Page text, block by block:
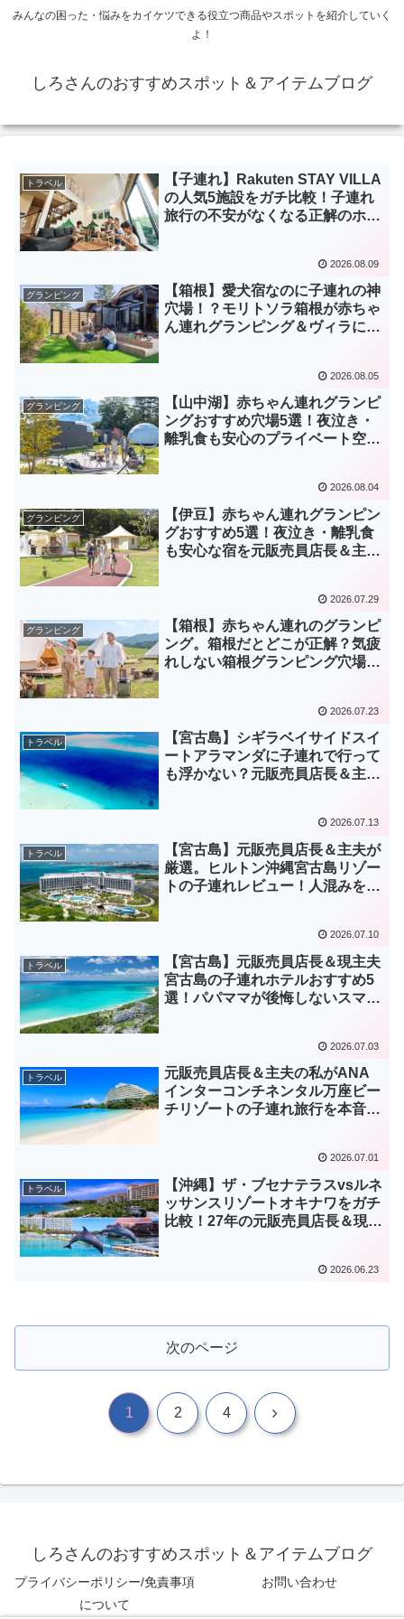
みんなの困った・悩みをカイケツできる役立つ商品やスポットを紹介していく
よ！
しろさんのおすすめスポット＆アイテムブログ
トラベル
【子連れ】Rakuten STAY VILLA
の人気5施設をガチ比較！子連れ
旅行の不安がなくなる正解のホテ
2026.08.09
グランピング
【箱根】愛犬宿なのに子連れの神
穴場！？モリトソラ箱根が赤ちゃ
ん連れグランピング＆ヴィラに最
2026.08.05
グランピング
【山中湖】赤ちゃん連れグランピ
ングおすすめ穴場5選！夜泣き・
離乳食も安心のプライベート空間
2026.08.04
グランピング
【伊豆】赤ちゃん連れグランピン
グおすすめ5選！夜泣き・離乳食
も安心な宿を元販売員店長＆主夫
2026.07.29
グランピング
【箱根】赤ちゃん連れのグランピ
ング。箱根だとどこが正解？気疲
れしない箱根グランピング穴場5
2026.07.23
トラベル
【宮古島】シギラベイサイドスイ
ートアラマンダに子連れで行って
も浮かない？元販売員店長＆主夫
2026.07.13
トラベル
【宮古島】元販売員店長＆主夫が
厳選。ヒルトン沖縄宮古島リゾー
トの子連れレビュー！人混みを避
2026.07.10
トラベル
【宮古島】元販売員店長＆現主夫
宮古島の子連れホテルおすすめ5
選！パパママが後悔しないスマー
2026.07.03
トラベル
元販売員店長＆主夫の私がANA
インターコンチネンタル万座ビー
チリゾートの子連れ旅行を本音レ
2026.07.01
トラベル
【沖縄】ザ・ブセナテラスvsルネ
ッサンスリゾートオキナワをガチ
比較！27年の元販売員店長＆現主
2026.06.23
次のページ
1 2 4 次
しろさんのおすすめスポット＆アイテムブログ
プライバシーポリシー/免責事項
について
お問い合わせ